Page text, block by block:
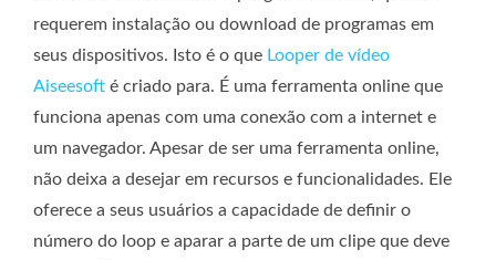
requerem instalação ou download de programas em
seus dispositivos. Isto é o que Looper de vídeo
Aiseesoft é criado para. É uma ferramenta online que
funciona apenas com uma conexão com a internet e
um navegador. Apesar de ser uma ferramenta online,
não deixa a desejar em recursos e funcionalidades. Ele
oferece a seus usuários a capacidade de definir o
número do loop e aparar a parte de um clipe que deve